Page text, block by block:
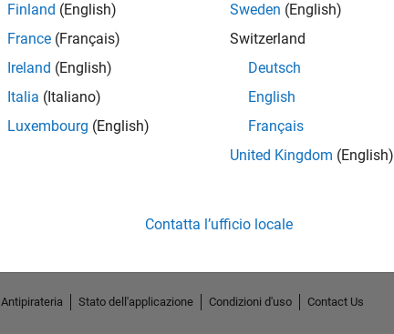
No Endorsements received
Finland (English)
France (Français)
Ireland (English)
Italia (Italiano)
Luxembourg (English)
Sweden (English)
Switzerland
Deutsch
English
Français
United Kingdom (English)
Contatta l’ufficio locale
Antipirateria Stato dell'applicazione Condizioni d'uso
Contact Us